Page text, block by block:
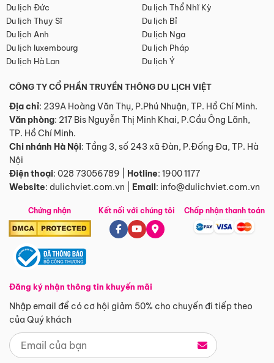
Du lịch Đức
Du lịch Thổ Nhĩ Kỳ
Du lịch Thụy Sĩ
Du lịch Bỉ
Du lịch Anh
Du lịch Nga
Du lịch luxembourg
Du lịch Pháp
Du lịch Hà Lan
Du lịch Ý
CÔNG TY CỔ PHẦN TRUYỀN THÔNG DU LỊCH VIỆT
Địa chỉ: 239A Hoàng Văn Thụ, P.Phú Nhuận, TP. Hồ Chí Minh.
Văn phòng: 217 Bis Nguyễn Thị Minh Khai, P.Cầu Ông Lãnh,
TP. Hồ Chí Minh.
Chi nhánh Hà Nội: Tầng 3, số 243 xã Đàn, P.Đống Đa, TP. Hà
Nội
Điện thoại: 028 73056789 Hotline: 1900 1177
Website: dulichviet.com.vn Email: info@dulichviet.com.vn
Chứng nhận
Đăng ký nhận thông tin khuyến mãi
Nhập email để có cơ hội giảm 50% cho chuyến đi tiếp theo
của Quý khách
Kết nối với chúng tôi Chấp nhận thanh toán